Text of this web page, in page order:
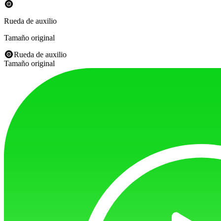
Rueda de auxilio
Tamaño original
Rueda de auxilio
Tamaño original